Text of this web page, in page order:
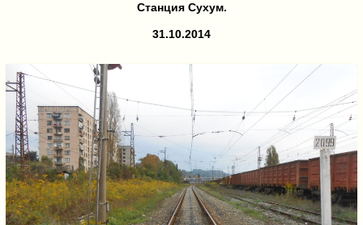
Станция Сухум.
31.10.2014